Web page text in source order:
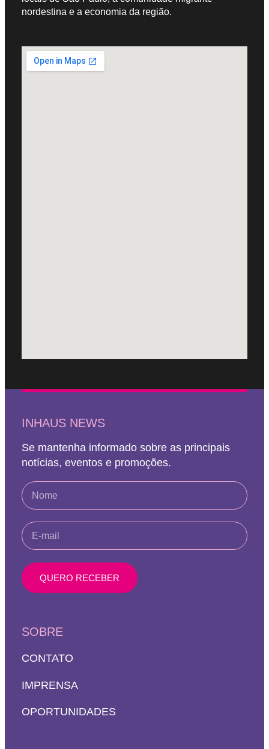
nordestina e a economia da região.
INHAUS NEWS
Se mantenha informado sobre as principais
notícias, eventos e promoções.
QUERO RECEBER
SOBRE
CONTATO
IMPRENSA
OPORTUNIDADES